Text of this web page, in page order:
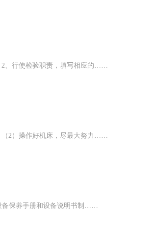
、行使检验职责，填写相应的……
2）操作好机床，尽最大努力……
备保养手册和设备说明书制……